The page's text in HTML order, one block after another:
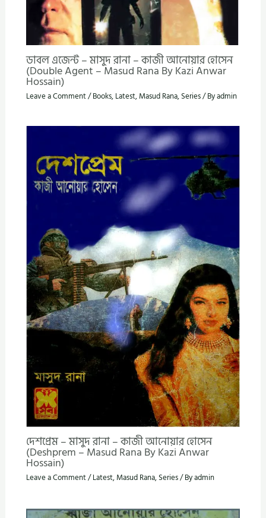
ডাবল এজেন্ট – মাসুদ রানা – কাজী আনোয়ার হোসেন
(Double Agent – Masud Rana By Kazi Anwar
Hossain)
Leave a Comment/Books, Latest, Masud Rana, Series/ Byadmin
দেশপ্রেম – মাসুদ রানা – কাজী আনোয়ার হোসেন
(Deshprem – Masud Rana By Kazi Anwar
Hossain)
Leave a Comment/Latest, Masud Rana, Series/ Byadmin